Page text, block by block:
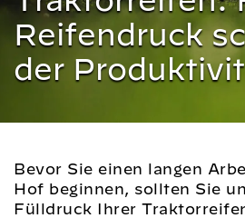
Reifendruck
der
Bevor Sie einen langen
Hof beginnen, sollten Sie
Fülldruck Ihrer